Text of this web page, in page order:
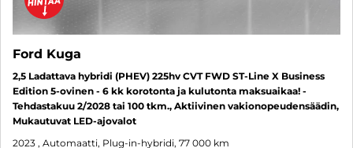
Ford Kuga
2,5 Ladattava hybridi (PHEV) 225hv CVT FWD ST-Line X Business
Edition 5-ovinen - 6 kk korotonta ja kulutonta maksuaikaa! -
Tehdastakuu 2/2028 tai 100 tkm., Aktiivinen vakionopeudensäädin,
Mukautuvat LED-ajovalot
2023 , Automaatti, Plug-in-hybridi, 77 000 km